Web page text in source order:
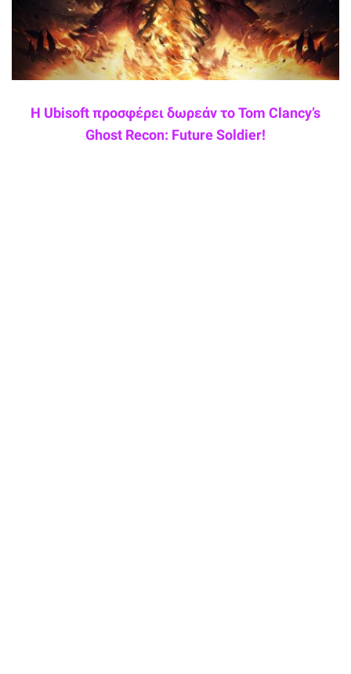
Η Ubisoft προσφέρει δωρεάν το Tom Clancy’s
Ghost Recon: Future Soldier!